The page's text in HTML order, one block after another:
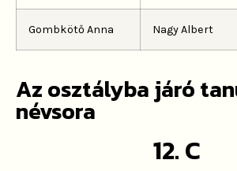
Gombkötő Anna Nagy Albert
Az osztályba járó
névsora
12. C